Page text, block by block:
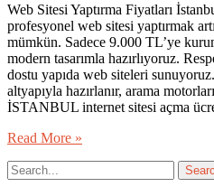
Web Sitesi Yaptırma Fiyatları
profesyonel web sitesi yaptırmak
mümkün. Sadece 9.000 TL’ye
modern tasarımla hazırlıyoruz.
dostu yapıda web siteleri
altyapıyla hazırlanır, arama
İSTANBUL internet sitesi açma
Read More »